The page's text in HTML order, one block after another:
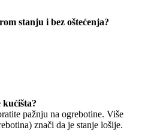
stanju i bez oštećenja?
pažnju na ogrebotine. Više
znači da je stanje lošije.